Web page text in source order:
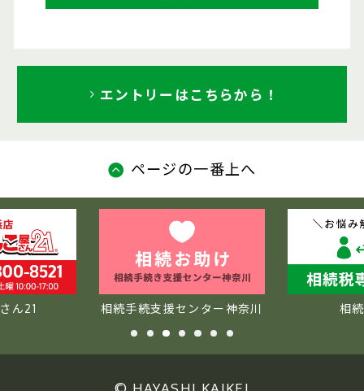
エントリーはこちらから！
ページの一番上へ
ん21 相続手続支援センター神奈川 相